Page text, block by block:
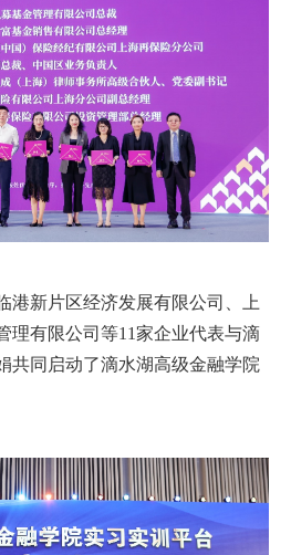
港新片区经济发展有限公司、上
理有限公司等11家企业代表与滴
共同启动了滴水湖高级金融学院